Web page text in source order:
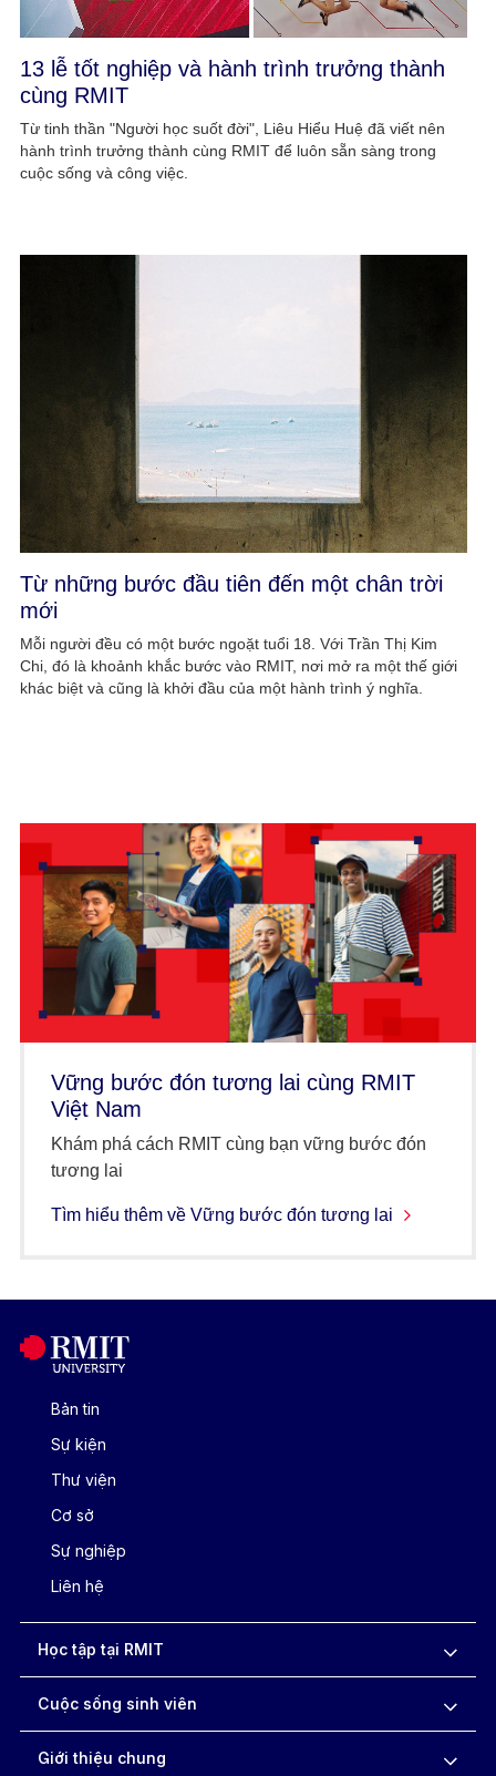
13 lễ tốt nghiệp và hành trình trưởng thành
cùng RMIT
Từ tinh thần "Người học suốt đời", Liêu Hiểu Huệ đã viết nên
hành trình trưởng thành cùng RMIT để luôn sẵn sàng trong
cuộc sống và công việc.
Từ những bước đầu tiên đến một chân trời
mới
Mỗi người đều có một bước ngoặt tuổi 18. Với Trần Thị Kim
Chi, đó là khoảnh khắc bước vào RMIT, nơi mở ra một thế giới
khác biệt và cũng là khởi đầu của một hành trình ý nghĩa.
Vững bước đón tương lai cùng RMIT
Việt Nam
Khám phá cách RMIT cùng bạn vững bước đón
tương lai
Tìm hiểu thêm về Vững bước đón tương lai
Bản tin
Sự kiện
Thư viện
Cơ sở
Sự nghiệp
Liên hệ
Học tập tại RMIT
Cuộc sống sinh viên
Giới thiệu chung